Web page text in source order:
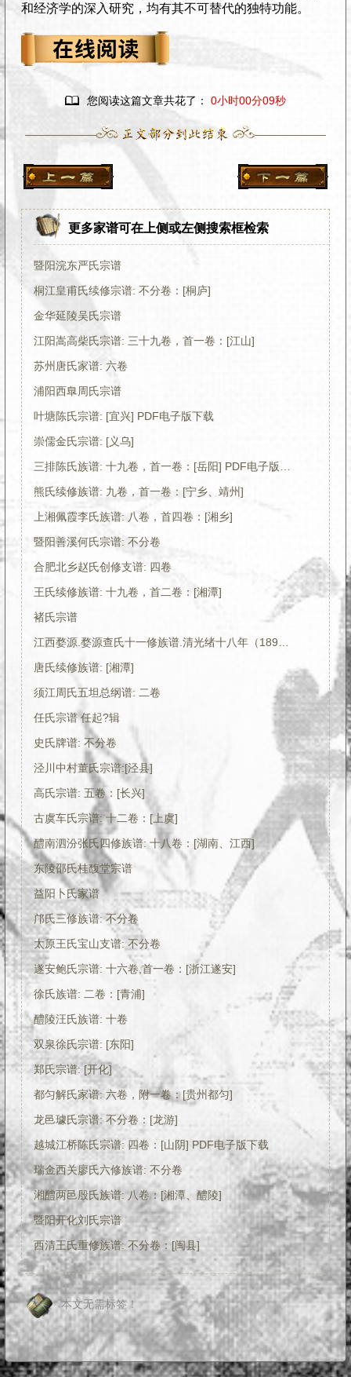
和经济学的深入研究，均有其不可替代的独特功能。
 您阅读这篇文章共花了： 0小时00分10秒
更多家谱可在上侧或左侧搜索框检索
暨阳浣东严氏宗谱
桐江皇甫氏续修宗谱: 不分卷：[桐庐]
金华延陵吴氏宗谱
江阳嵩高柴氏宗谱: 三十九卷，首一卷：[江山]
苏州唐氏家谱: 六卷
浦阳西臯周氏宗谱
叶塘陈氏宗谱: [宜兴] PDF电子版下载
崇儒金氏宗谱: [义乌]
三排陈氏族谱: 十九卷，首一卷：[岳阳] PDF电子版下载
熊氏续修族谱: 九卷，首一卷：[宁乡、靖州]
上湘佩霞李氏族谱: 八卷，首四卷：[湘乡]
暨阳善溪何氏宗谱: 不分卷
合肥北乡赵氏创修支谱: 四卷
王氏续修族谱: 十九卷，首二卷：[湘潭]
褚氏宗谱
江西婺源.婺源查氏十一修族谱.清光绪十八年（1892）PDF电子版下载
唐氏续修族谱: [湘潭]
须江周氏五坦总纲谱: 二卷
任氏宗谱 任起?辑
史氏牌谱: 不分卷
泾川中村董氏宗谱:[泾县]
高氏宗谱: 五卷：[长兴]
古虞车氏宗谱: 十二卷：[上虞]
醴南泗汾张氏四修族谱: 十八卷：[湖南、江西]
东陵邵氏桂馥堂宗谱
益阳卜氏家谱
邝氏三修族谱: 不分卷
太原王氏宝山支谱: 不分卷
遂安鲍氏宗谱: 十六卷,首一卷：[浙江遂安]
徐氏族谱: 二卷：[青浦]
醴陵汪氏族谱: 十卷
双泉徐氏宗谱: [东阳]
郑氏宗谱: [开化]
都匀解氏家谱: 六卷，附一卷：[贵州都匀]
龙邑璩氏宗谱: 不分卷：[龙游]
越城江桥陈氏宗谱: 四卷：[山阴] PDF电子版下载
瑞金西关廖氏六修族谱: 不分卷
湘醴两邑殷氏族谱: 八卷：[湘潭、醴陵]
暨阳开化刘氏宗谱
西清王氏重修族谱: 不分卷：[闽县]
本文无需标签！